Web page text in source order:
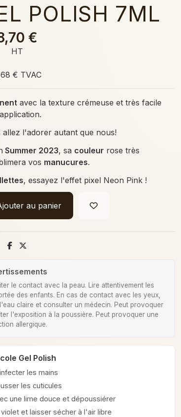
POLISH 7ML
€
HT
€ TVAC
avec la texture crémeuse et très facile
allez l'adorer autant que nous!
Summer 2023, sa couleur rose très
vos manucures.
, essayez l'effet pixel Neon Pink !
au panier
le contact avec la peau. Lire attentivement les
des enfants. En cas de contact avec les yeux,
claire et consulter un médecin. Peut provoquer
l'exposition à la poussière. Peut provoquer une
allergique.
Gel Polish
les mains
les cuticules
une lime douce et dépoussiérer
et laisser sécher à l'air libre